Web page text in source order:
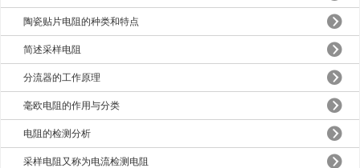
陶瓷贴片电阻的种类和特点
简述采样电阻
分流器的工作原理
毫欧电阻的作用与分类
电阻的检测分析
采样电阻又称为电流检测电阻